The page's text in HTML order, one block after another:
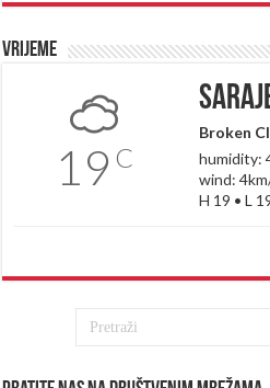
Vrijeme
19 C
Broken
humidity:
wind:
H 19 • L